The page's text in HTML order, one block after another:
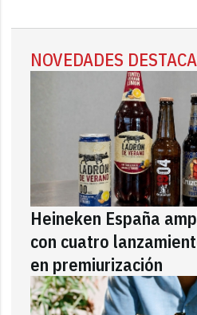
NOVEDADES
Heineken España
con cuatro
en premiurización